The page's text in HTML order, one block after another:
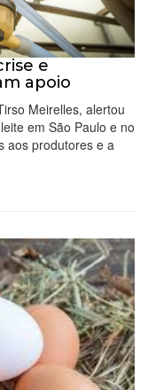
e
apoio
Meirelles, alertou
em São Paulo e no
aos produtores e a